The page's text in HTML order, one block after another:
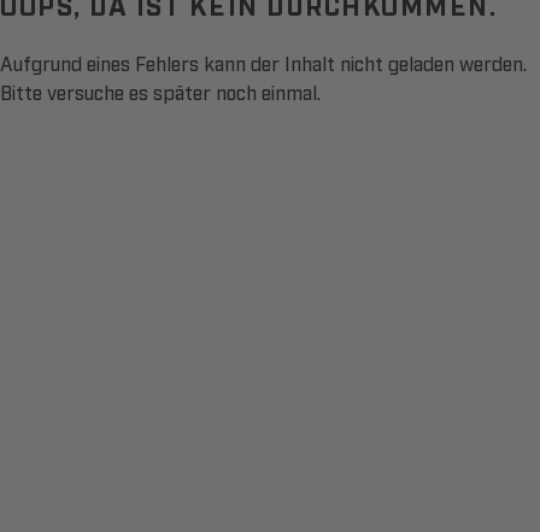
Aufgrund eines Fehlers kann der Inhalt nicht geladen werden.
Bitte versuche es später noch einmal.